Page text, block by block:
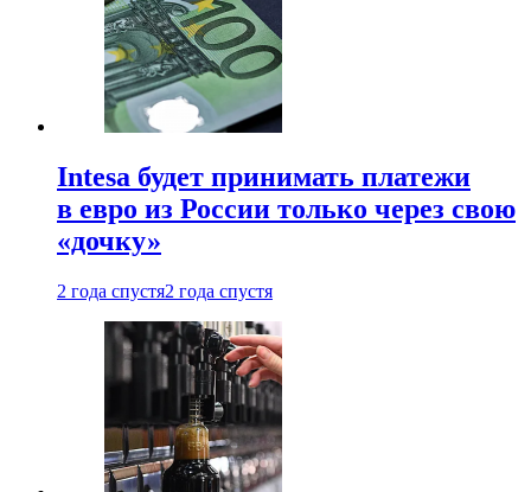
Intesa будет принимать платежи
в евро из России только через свою
«дочку»
2 года спустя2 года спустя